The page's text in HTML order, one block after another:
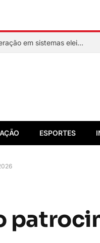
Assinatura digital e lacração impedem alteração em sistemas eleitorais
ESPORTES